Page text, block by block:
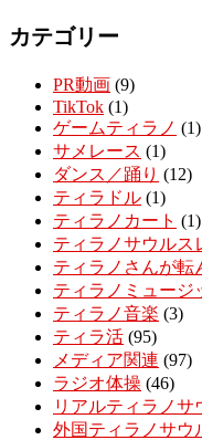
カテゴリー
PR動画 (9)
TikTok (1)
ゲームティラノ (1)
サメレース (1)
ダンス／踊り (12)
ティラドル (1)
ティラノカート (1)
ティラノサウルス
ティラノさんが転
ティラノミュージ
ティラノ音楽 (3)
ティラ活 (95)
メディア関連 (97)
ラジオ体操 (46)
リアルティラノサ
外国ティラノサウ